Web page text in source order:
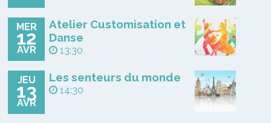
MER
12
AVR
Atelier Customisation et
Danse
13:30
JEU
13
AVR
Les senteurs du monde
14:30